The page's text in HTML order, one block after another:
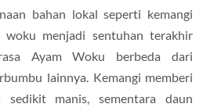
bahan lokal seperti kemangi
woku menjadi sentuhan terakhir
Ayam Woku berbeda dari
lainnya. Kemangi memberi
sedikit manis, sementara daun